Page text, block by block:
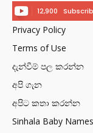
12,900
Privacy Policy
Terms of Use
දැන්වීම් පල කරන්න
අපි ගැන
අපිට කතා කරන්න
Sinhala Baby Names